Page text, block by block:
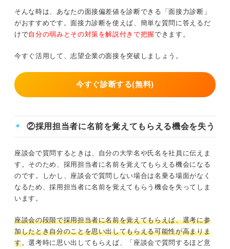
そんな時は、あなたの面接偏差値を診断できる「面接力診断」
がおすすめです。面接力診断を使えば、簡単な質問に答えるだ
けで自分の弱みとその対策を解説付きで把握できます。
今すぐ活用して、志望企業の面接を突破しましょう。
今すぐ診断する(無料)
②採用担当者に名前を覚えてもらえる機会を失う
座談会で質問するときは、自分の大学名や氏名を社員に伝えま
す。そのため、採用担当者に名前を覚えてもらえる機会になる
のです。しかし、座談会で質問しない場合は名乗る場面がなく
なるため、採用担当者に名前を覚えてもらう機会を失ってしま
います。
座談会の段階で採用担当者に名前を覚えてもらえば、選考に参
加したとき自分のことを思い出してもらえる可能性が高まりま
す。選考時に思い出してもらえば、「座談会で質問するほど意